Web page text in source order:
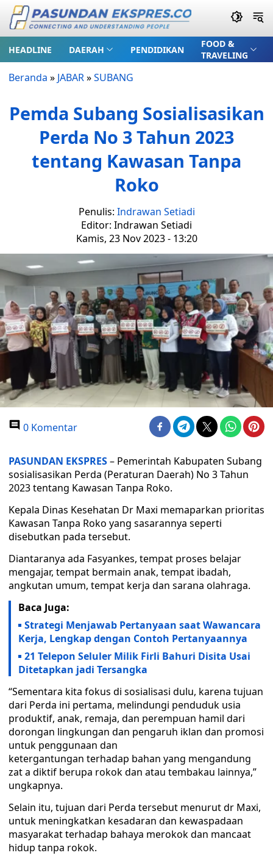
HEADLINE DAERAH PENDIDIKAN
FOOD &
TRAVELING
Beranda » JABAR»SUBANG
Pemda Subang Sosialisasikan
Perda No 3 Tahun 2023
tentang Kawasan Tanpa
Roko
Penulis: Indrawan Setiadi
Editor: Indrawan Setiadi
Kamis, 23 Nov 2023 - 13:20
0 Komentar
PASUNDAN EKSPRES– Pemerintah Kabupaten Subang
sosialisasikan Perda (Peraturan Daerah) No 3 Tahun
2023 tentang Kawasan Tanpa Roko.
Kepala Dinas Kesehatan Dr Maxi memaparkan prioritas
Kawasan Tanpa Roko yang sasarannya seperti
disebutkan pada tersebut.
Diantaranya ada Fasyankes, tempat proses belajar
mengajar, tempat bermain anak, tempat ibadah,
angkutan umum, tempat kerja dan sarana olahraga.
Baca Juga:
Strategi Menjawab Pertanyaan saat Wawancara
Kerja, Lengkap dengan Contoh Pertanyaannya
21 Telepon Seluler Milik Firli Bahuri Disita Usai
Ditetapkan jadi Tersangka
“Sementara kita fokus di sosialisasi dulu, karena tujuan
dari Perda ini pertama, melindungi penduduk usia
produktif, anak, remaja, dan perempuan hamil dari
dorongan lingkungan dan pengaruh iklan dan promosi
untuk penggunaan dan
ketergantungan terhadap bahan yang mengandung
zat a diktif berupa rokok dan atau tembakau lainnya,”
ungkapnya.
Selain itu, tujuan dari Perda tersebut menurut dr Maxi,
untuk meningkatkan kesadaran dan kewaspadaan
masyarakat terhadap bahaya merokok dan mancaat
hidup tanpa rokok.